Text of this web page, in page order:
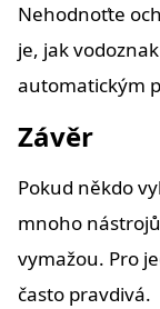
Nehodnoťte
je, jak
automatickým
Závěr
Pokud někdo
mnoho
vymažou. Pro
často pravdivá.